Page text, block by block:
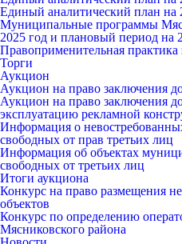
Единый аналитический план на
Муниципальные программы
2025 год и плановый период на
Правоприменительная практика
Торги
Аукцион
Аукцион на право заключения
Аукцион на право заключения
эксплуатацию рекламной
Информация о
свободных от прав третьих лиц
Информация об объектах
свободных от третьих лиц
Итоги аукциона
Конкурс на право размещения
объектов
Конкурс по определению
Мясниковского района